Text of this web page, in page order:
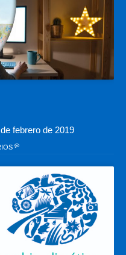
febrero de 2019